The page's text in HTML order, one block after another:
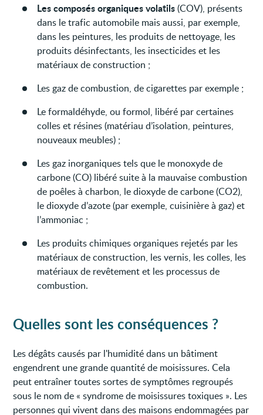
Les composés organiques volatils(COV), présents
dans le trafic automobile mais aussi, par exemple,
dans les peintures, les produits de nettoyage, les
produits désinfectants, les insecticides et les
matériaux de construction ;
Les gaz de combustion, de cigarettes par exemple ;
Le formaldéhyde, ou formol, libéré par certaines
colles et résines (matériau d’isolation, peintures,
nouveaux meubles) ;
Les gaz inorganiques tels que le monoxyde de
carbone (CO) libéré suite à la mauvaise combustion
de poêles à charbon, le dioxyde de carbone (CO2),
le dioxyde d’azote (par exemple, cuisinière à gaz) et
l’ammoniac ;
Les produits chimiques organiques rejetés par les
matériaux de construction, les vernis, les colles, les
matériaux de revêtement et les processus de
combustion.
Quelles sont les conséquences ?
Les dégâts causés par l'humidité dans un bâtiment
engendrent une grande quantité de moisissures. Cela
peut entraîner toutes sortes de symptômes regroupés
sous le nom de « syndrome de moisissures toxiques ». Les
personnes qui vivent dans des maisons endommagées par